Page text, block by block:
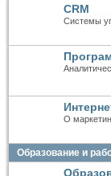
CRM
Системы
О
Образование и